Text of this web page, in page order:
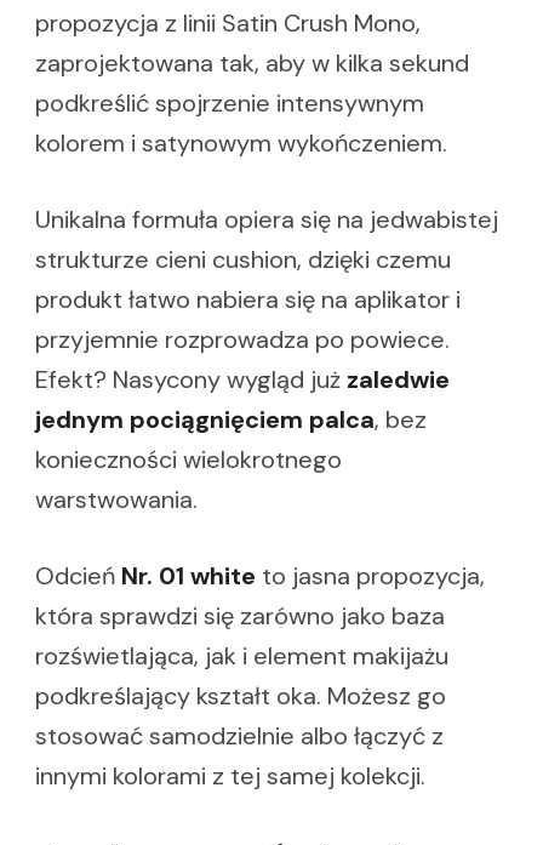
propozycja z linii Satin Crush Mono,
zaprojektowana tak, aby w kilka sekund
podkreślić spojrzenie intensywnym
kolorem i satynowym wykończeniem.
Unikalna formuła opiera się na jedwabistej
strukturze cieni cushion, dzięki czemu
produkt łatwo nabiera się na aplikator i
przyjemnie rozprowadza po powiece.
Efekt? Nasycony wygląd już zaledwie
jednym pociągnięciem palca, bez
konieczności wielokrotnego
warstwowania.
Odcień Nr. 01 white to jasna propozycja,
która sprawdzi się zarówno jako baza
rozświetlająca, jak i element makijażu
podkreślający kształt oka. Możesz go
stosować samodzielnie albo łączyć z
innymi kolorami z tej samej kolekcji.